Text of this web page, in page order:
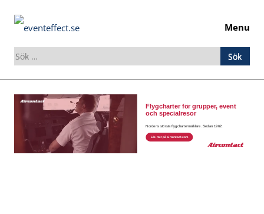
Menu
Sök
efter:
Skip
content